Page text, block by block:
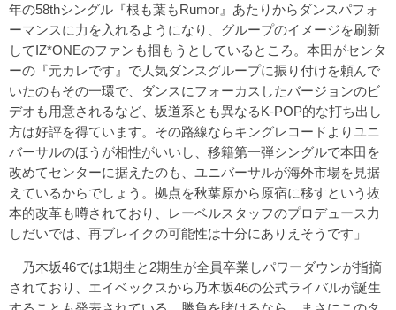
年の58thシングル『根も葉もRumor』あたりからダンスパフォ
ーマンスに力を入れるようになり、グループのイメージを刷新
してIZ*ONEのファンも掴もうとしているところ。本田がセンタ
ーの『元カレです』で人気ダンスグループに振り付けを頼んで
いたのもその一環で、ダンスにフォーカスしたバージョンのビ
デオも用意されるなど、坂道系とも異なるK-POP的な打ち出し
方は好評を得ています。その路線ならキングレコードよりユニ
バーサルのほうが相性がいいし、移籍第一弾シングルで本田を
改めてセンターに据えたのも、ユニバーサルが海外市場を見据
えているからでしょう。拠点を秋葉原から原宿に移すという抜
本的改革も噂されており、レーベルスタッフのプロデュース力
しだいでは、再ブレイクの可能性は十分にありえそうです」
乃木坂46では1期生と2期生が全員卒業しパワーダウンが指摘
されており、エイベックスから乃木坂46の公式ライバルが誕生